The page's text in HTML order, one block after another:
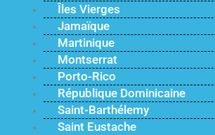
Îles Vierges
Jamaïque
Martinique
Montserrat
Porto-Rico
République Dominicaine
Saint-Barthélemy
Saint Eustache